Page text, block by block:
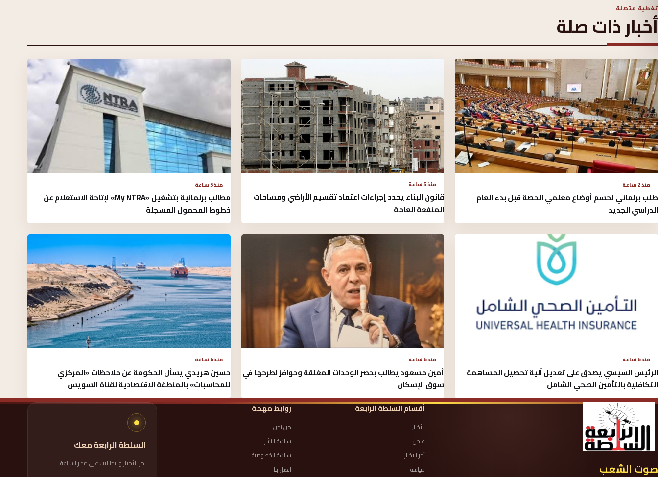
تغطية متصلة
أخبار ذات صلة
منذ 2 ساعة
طلب برلماني لحسم أوضاع معلمي الحصة قبل بدء العام
الدراسي الجديد
منذ 5 ساعة
قانون البناء يحدد إجراءات اعتماد تقسيم الأراضي ومساحات
المنفعة العامة
منذ 5 ساعة
مطالب برلمانية بتشغيل «My NTRA» لإتاحة الاستعلام عن
خطوط المحمول المسجلة
منذ 6 ساعة
الرئيس السيسي يصدق على تعديل آلية تحصيل المساهمة
التكافلية بالتأمين الصحي الشامل
منذ 6 ساعة
أمين مسعود يطالب بحصر الوحدات المغلقة وحوافز لطرحها في
سوق الإسكان
منذ 6 ساعة
حسين هريدي يسأل الحكومة عن ملاحظات «المركزي
للمحاسبات» بالمنطقة الاقتصادية لقناة السويس
صوت الشعب
أقسام السلطة الرابعة
الأخبار
عاجل
آخر الأخبار
سياسة
روابط مهمة
من نحن
سياسة النشر
سياسة الخصوصية
اتصل بنا
السلطة الرابعة معك
آخر الأخبار والتحليلات على مدار الساعة.